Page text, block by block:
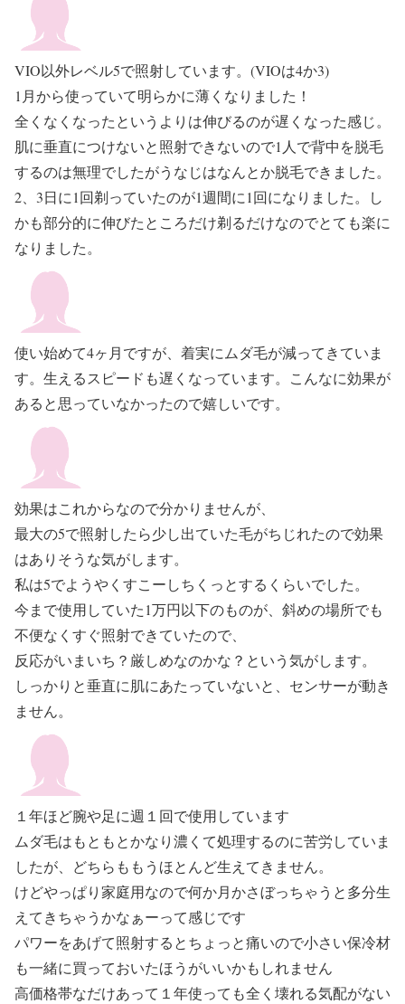
VIO以外レベル5で照射しています。(VIOは4か3)
1月から使っていて明らかに薄くなりました！
全くなくなったというよりは伸びるのが遅くなった感じ。
肌に垂直につけないと照射できないので1人で背中を脱毛
するのは無理でしたがうなじはなんとか脱毛できました。
2、3日に1回剃っていたのが1週間に1回になりました。し
かも部分的に伸びたところだけ剃るだけなのでとても楽に
なりました。
使い始めて4ヶ月ですが、着実にムダ毛が減ってきていま
す。生えるスピードも遅くなっています。こんなに効果が
あると思っていなかったので嬉しいです。
効果はこれからなので分かりませんが、
最大の5で照射したら少し出ていた毛がちじれたので効果
はありそうな気がします。
私は5でようやくすこーしちくっとするくらいでした。
今まで使用していた1万円以下のものが、斜めの場所でも
不便なくすぐ照射できていたので、
反応がいまいち？厳しめなのかな？という気がします。
しっかりと垂直に肌にあたっていないと、センサーが動き
ません。
１年ほど腕や足に週１回で使用しています
ムダ毛はもともとかなり濃くて処理するのに苦労していま
したが、どちらももうほとんど生えてきません。
けどやっぱり家庭用なので何か月かさぼっちゃうと多分生
えてきちゃうかなぁーって感じです
パワーをあげて照射するとちょっと痛いので小さい保冷材
も一緒に買っておいたほうがいいかもしれません
高価格帯なだけあって１年使っても全く壊れる気配がない